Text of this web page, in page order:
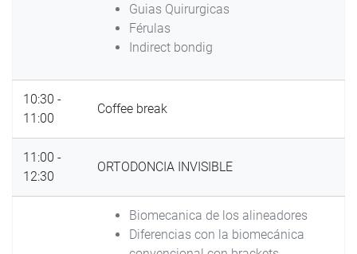
Guias Quirurgicas
Férulas
Indirect bondig
10:30 -
11:00
Coffee break
11:00 -
12:30
ORTODONCIA INVISIBLE
Biomecanica de los alineadores
Diferencias con la biomecánica